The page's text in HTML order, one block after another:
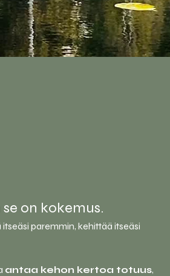
on kokemus.
paremmin, kehittää itseäsi
antaa kehon kertoa totuus,